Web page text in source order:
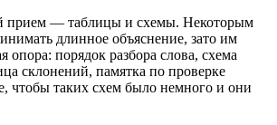
прием — таблицы и схемы. Некоторым
длинное объяснение, зато им
опора: порядок разбора слова, схема
склонений, памятка по проверке
чтобы таких схем было немного и они